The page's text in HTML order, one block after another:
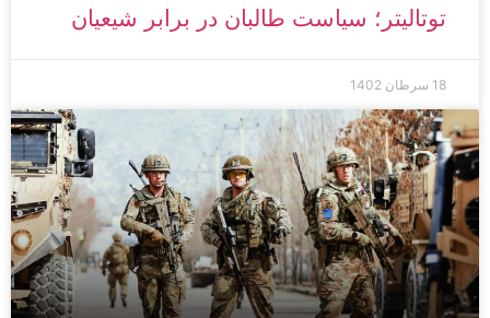
توتالیتر؛ سیاست طالبان در برابر شیعیان
18 سرطان 1402